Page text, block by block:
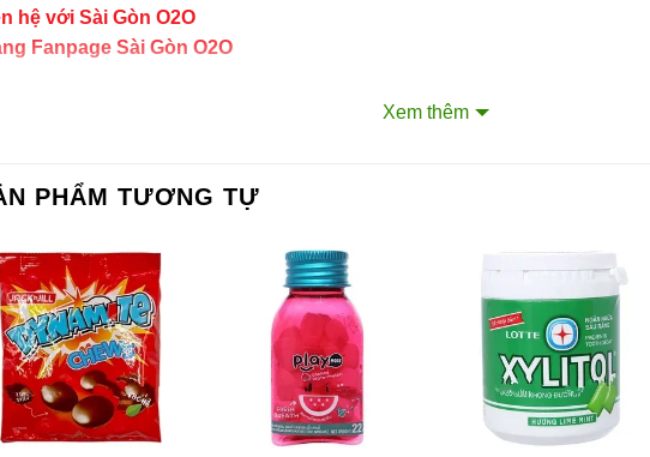
hệ với Sài Gòn O2O
Fanpage Sài Gòn O2O
ván sàn
Vụ Đăng Ký Kinh Doanh
Xem thêm
PHẨM TƯƠNG TỰ